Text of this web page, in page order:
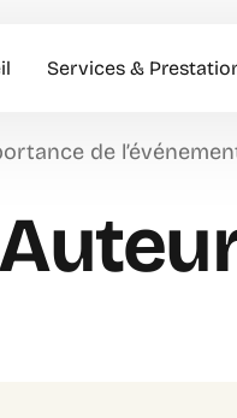
Services &
Accueil en Entreprise
Animation
de